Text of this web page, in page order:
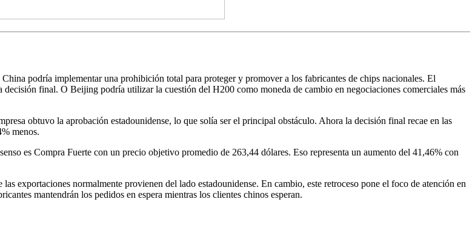
podría implementar una prohibición total para proteger y promover a los fabricantes de chips nacionales. El
decisión final. O Beijing podría utilizar la cuestión del H200 como moneda de cambio en negociaciones comerciales más
obtuvo la aprobación estadounidense, lo que solía ser el principal obstáculo. Ahora la decisión final recae en las
menos.
es Compra Fuerte con un precio objetivo promedio de 263,44 dólares. Eso representa un aumento del 41,46% con
exportaciones normalmente provienen del lado estadounidense. En cambio, este retroceso pone el foco de atención en
mantendrán los pedidos en espera mientras los clientes chinos esperan.